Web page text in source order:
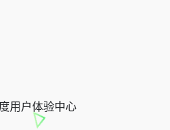
用户体验中心